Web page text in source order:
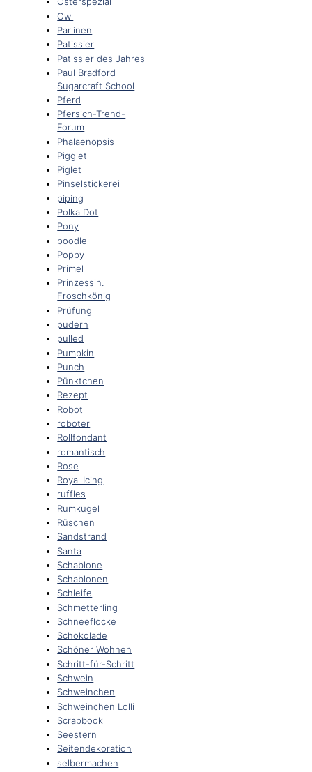
Owl
Parlinen
Patissier
Patissier des Jahres
Paul Bradford
Sugarcraft School
Pferd
Pfersich-Trend-
Forum
Phalaenopsis
Pigglet
Piglet
Pinselstickerei
piping
Polka Dot
Pony
poodle
Poppy
Primel
Prinzessin.
Froschkönig
Prüfung
pudern
pulled
Pumpkin
Punch
Pünktchen
Rezept
Robot
roboter
Rollfondant
romantisch
Rose
Royal Icing
ruffles
Rumkugel
Rüschen
Sandstrand
Santa
Schablone
Schablonen
Schleife
Schmetterling
Schneeflocke
Schokolade
Schöner Wohnen
Schritt-für-Schritt
Schwein
Schweinchen
Schweinchen Lolli
Scrapbook
Seestern
Seitendekoration
selbermachen